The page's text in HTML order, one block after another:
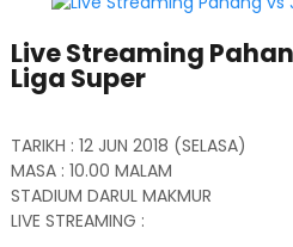
Live Streaming
Liga Super
TARIKH : 12 JUN 2018 (SELASA)
MASA : 10.00 MALAM
STADIUM DARUL MAKMUR
LIVE STREAMING :